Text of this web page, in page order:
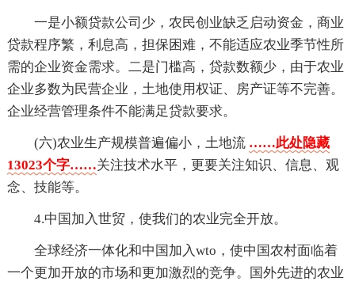
一是小额贷款公司少，农民创业缺乏启动资金，商业
贷款程序繁，利息高，担保困难，不能适应农业季节性所
需的企业资金需求。二是门槛高，贷款数额少，由于农业
企业多数为民营企业，土地使用权证、房产证等不完善。
企业经营管理条件不能满足贷款要求。
(六)农业生产规模普遍偏小，土地流 ……此处隐藏
13023个字……关注技术水平，更要关注知识、信息、观
念、技能等。
4.中国加入世贸，使我们的农业完全开放。
全球经济一体化和中国加入wto，使中国农村面临着
一个更加开放的市场和更加激烈的竞争。国外先进的农业